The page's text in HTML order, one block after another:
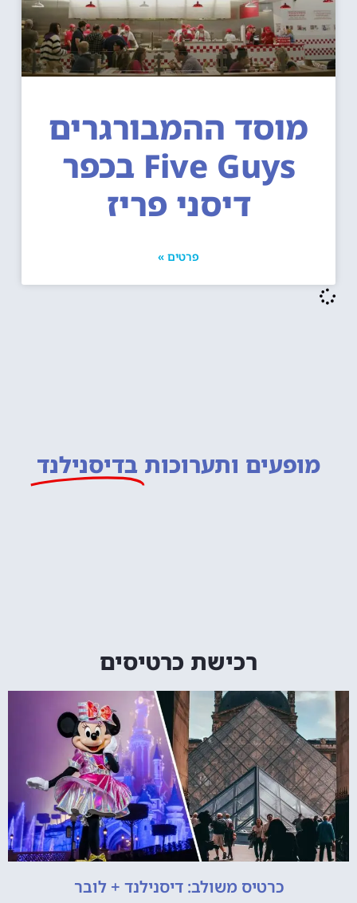
מוסד ההמבורגרים
Five Guys בכפר
דיסני פריז
פרטים »
מופעים ותערוכות בדיסנילנד
רכישת כרטיסים
כרטיס משולב: דיסנילנד + לובר